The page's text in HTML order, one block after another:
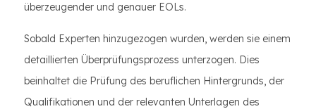
überzeugender und genauer EOLs.
Sobald Experten hinzugezogen wurden, werden sie einem
detaillierten Überprüfungsprozess unterzogen. Dies
beinhaltet die Prüfung des beruflichen Hintergrunds, der
Qualifikationen und der relevanten Unterlagen des